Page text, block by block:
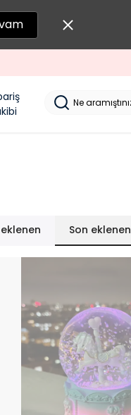
Son eklenen